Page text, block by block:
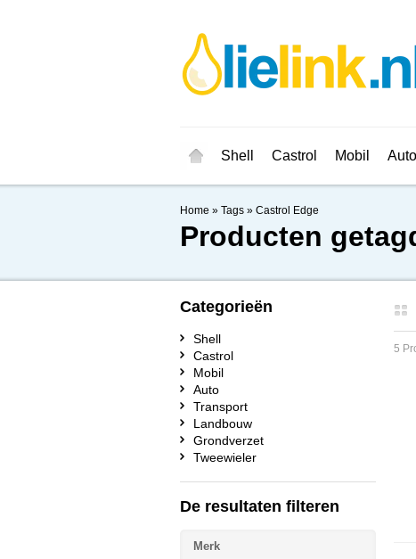
Shell Castrol Mobil Auto
Home » Tags » Castrol Edge
Producten
5
Categorieën
Shell
Castrol
Mobil
Auto
Transport
Landbouw
Grondverzet
Tweewieler
De resultaten filteren
Merk